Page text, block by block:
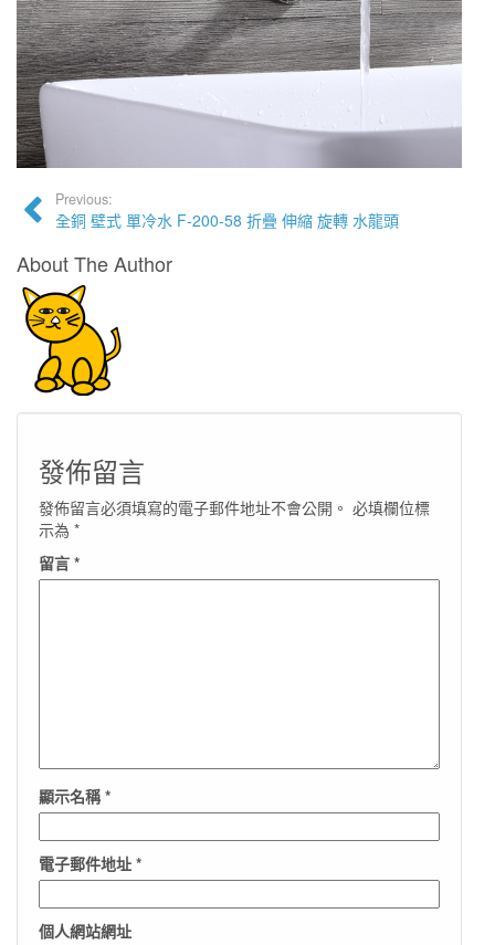
Previous:
全銅 壁式 單冷水 F-200-58 折疊 伸縮 旋轉 水龍頭
About The Author
發佈留言
發佈留言必須填寫的電子郵件地址不會公開。 必填欄位標
示為 *
留言 *
顯示名稱*
電子郵件地址 *
個人網站網址